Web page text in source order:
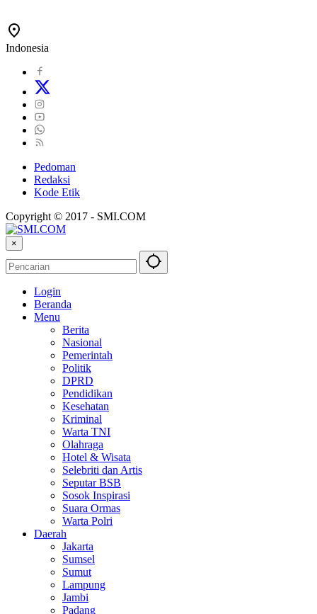
Indonesia
Pedoman
Redaksi
Kode Etik
Copyright © 2017 - SMI.COM
×
Login
Beranda
Menu
Berita
Nasional
Pemerintah
Politik
DPRD
Pendidikan
Kesehatan
Kriminal
Warta TNI
Olahraga
Hotel & Wisata
Selebriti dan Artis
Seputar BSB
Sosok Inspirasi
Suara Ormas
Warta Polri
Daerah
Jakarta
Sumsel
Sumut
Lampung
Jambi
Padang